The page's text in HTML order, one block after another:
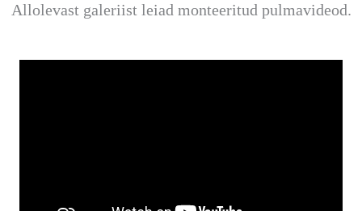
Allolevast galeriist leiad monteeritud pulmavideod.